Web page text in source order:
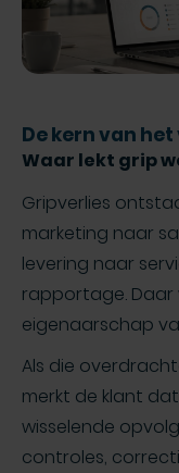
De kern van
Waar lekt grip
Gripverlies
marketing naar
levering naar
rapportage. Daar
eigenaarschap
Als die
merkt de klant
wisselende
controles,